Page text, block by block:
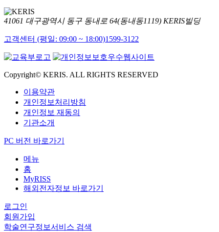
41061 대구광역시 동구 동내로 64(동내동1119) KERIS빌딩
고객센터 (평일: 09:00 ~ 18:00)1599-3122
Copyright© KERIS. ALL RIGHTS RESERVED
이용약관
개인정보처리방침
개인정보 재동의
기관소개
PC 버전 바로가기
메뉴
홈
MyRISS
해외전자정보 바로가기
로그인
회원가입
학술연구정보서비스 검색